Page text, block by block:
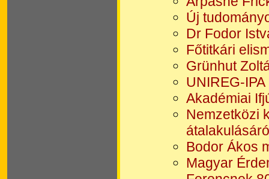
Új
Dr Fodor
Főtitkári
Grünhut
UNIREG-
Akadémiai
Nemzetközi
Bodor Ákos
Magyar